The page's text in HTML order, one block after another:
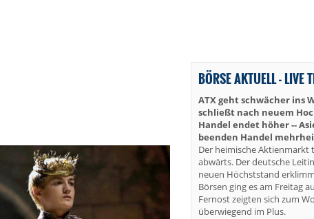
BÖRSE AKTUELL - LIVE
ATX geht schwächer ins
schließt nach neuem
Handel endet höher --
beenden Handel
Der heimische Aktienmarkt
abwärts. Der deutsche
neuen Höchststand
Börsen ging es am Freitag
Fernost zeigten sich zum
überwiegend im Plus.